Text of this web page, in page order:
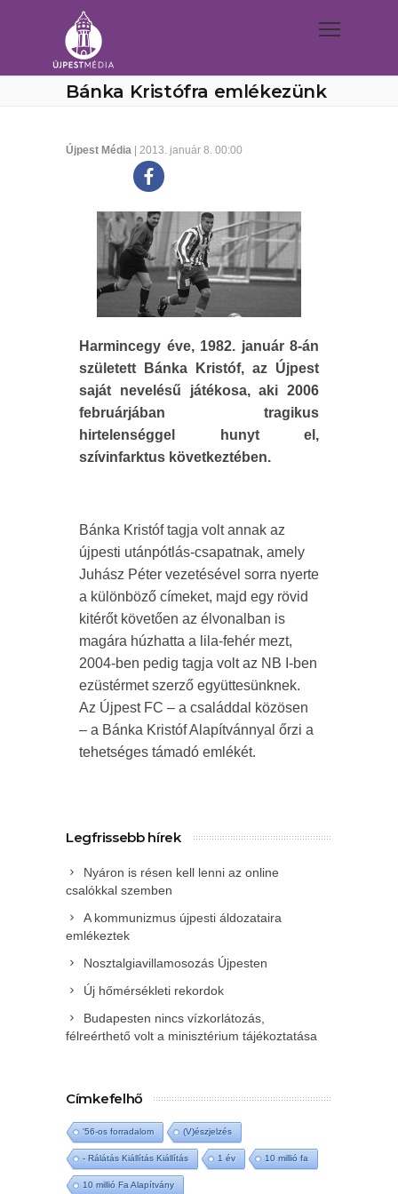
Bánka Kristófra emlékezünk
Újpest Média | 2013. január 8. 00:00
Harmincegy éve, 1982. január 8-án
született Bánka Kristóf, az Újpest
saját nevelésű játékosa, aki 2006
februárjában tragikus
hirtelenséggel hunyt el,
szívinfarktus következtében.
Bánka Kristóf tagja volt annak az
újpesti utánpótlás-csapatnak, amely
Juhász Péter vezetésével sorra nyerte
a különböző címeket, majd egy rövid
kitérőt követően az élvonalban is
magára húzhatta a lila-fehér mezt,
2004-ben pedig tagja volt az NB I-ben
ezüstérmet szerző együttesünknek.
Az Újpest FC – a családdal közösen
– a Bánka Kristóf Alapítvánnyal őrzi a
tehetséges támadó emlékét.
Legfrissebb hírek
Nyáron is résen kell lenni az online
csalókkal szemben
A kommunizmus újpesti áldozataira
emlékeztek
Nosztalgiavillamosozás Újpesten
Új hőmérsékleti rekordok
Budapesten nincs vízkorlátozás,
félreérthető volt a minisztérium tájékoztatása
Címkefelhő
'56-os forradalom (V)észjelzés
- Rálátás Kiállítás Kiállítás 1 év 10 millió fa
10 millió Fa Alapítvány